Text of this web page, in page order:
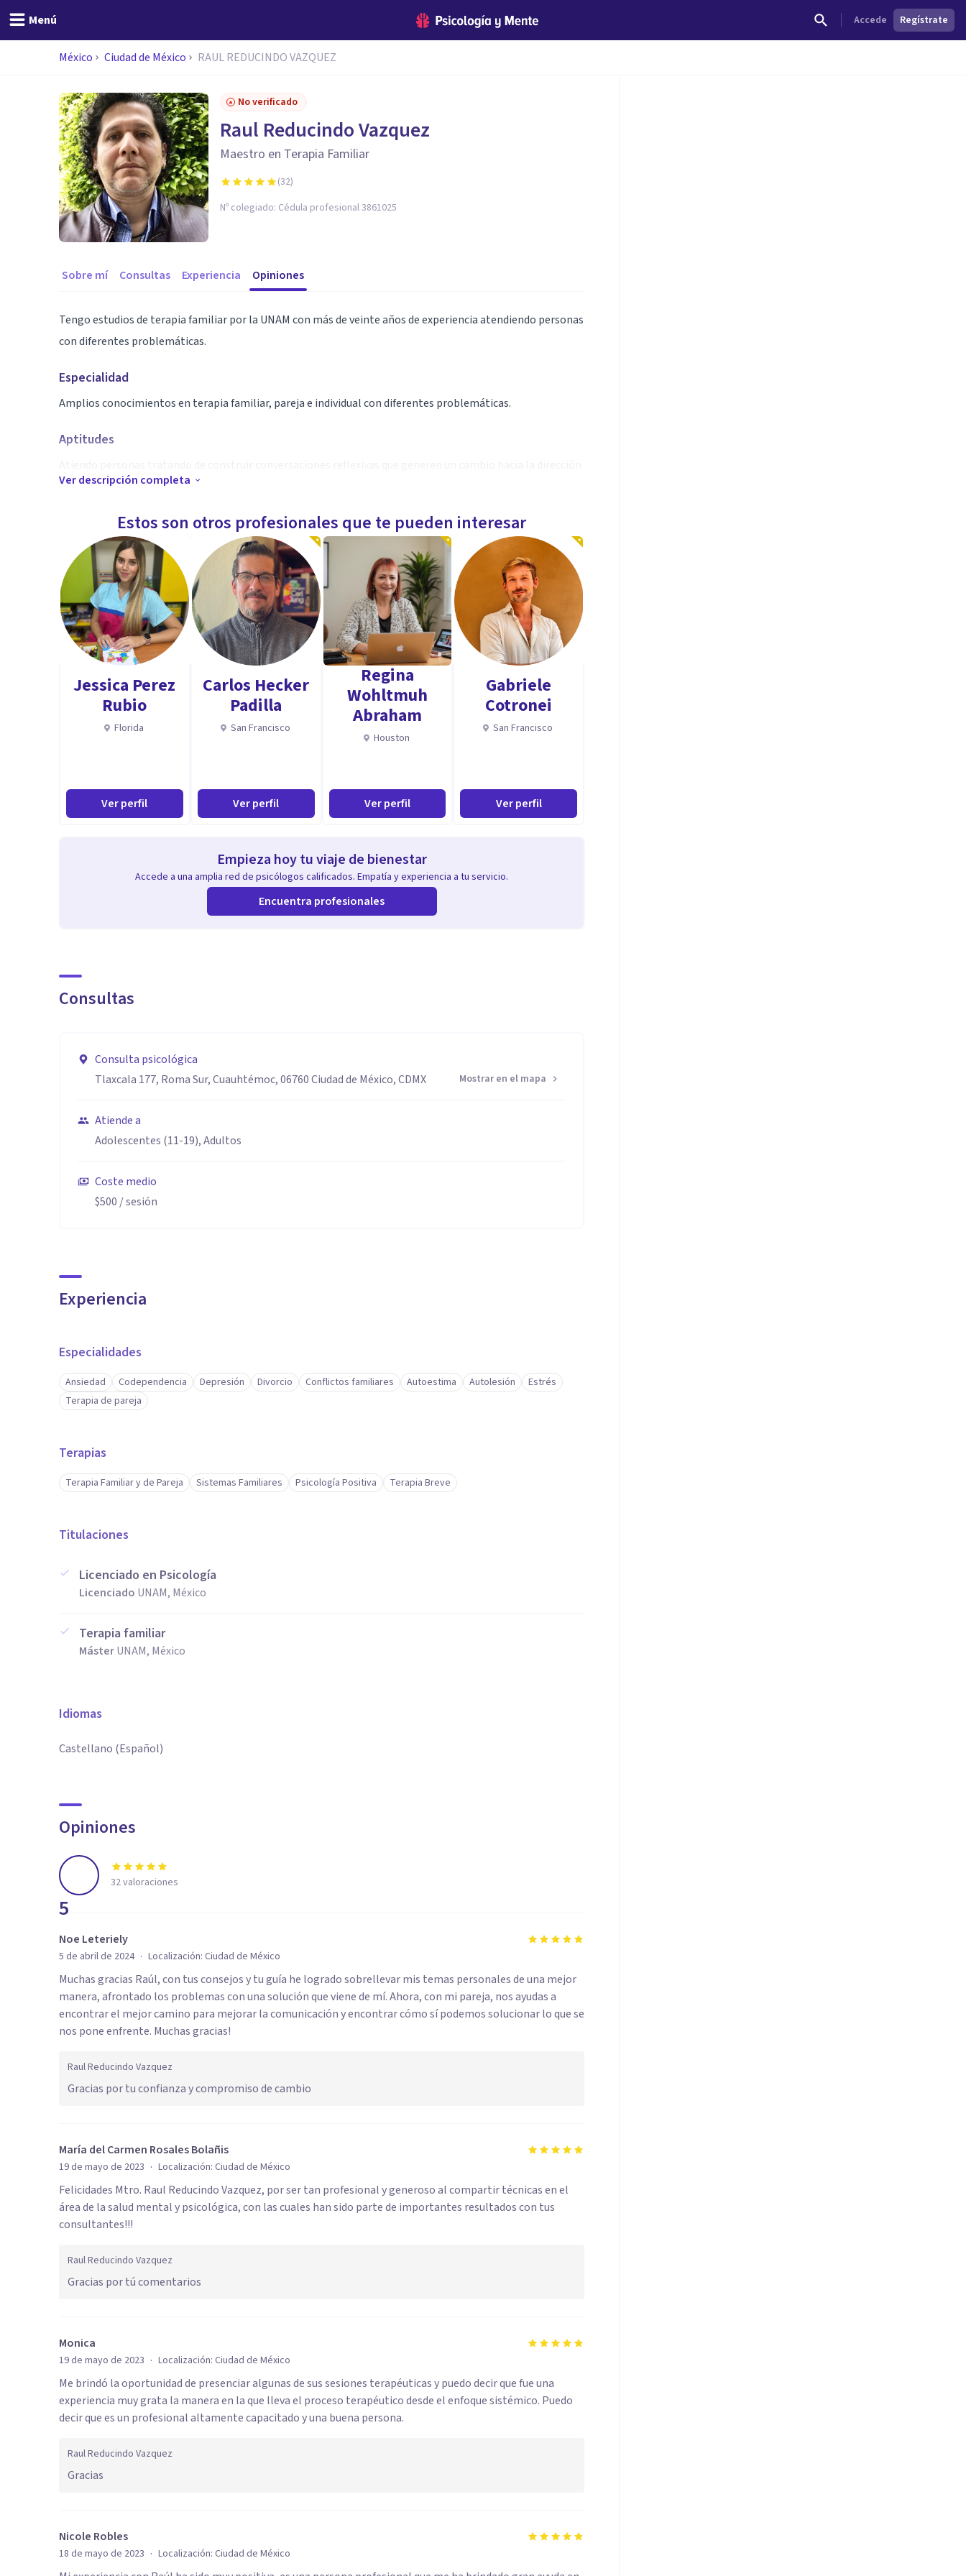
Menú Accede Regístrate
México Ciudad de México RAUL REDUCINDO VAZQUEZ
No verificado
Raul Reducindo Vazquez
Maestro en Terapia Familiar
(32)
Nº colegiado: Cédula profesional 3861025
Sobre mí Consultas Experiencia Opiniones
Tengo estudios de terapia familiar por la UNAM con más de veinte años de experiencia atendiendo personas
con diferentes problemáticas.
Especialidad
Amplios conocimientos en terapia familiar, pareja e individual con diferentes problemáticas.
Aptitudes
que los consultantes quieren.
Ver descripción completa
Estos son otros profesionales que te pueden interesar
Jessica Perez
Rubio
Florida
Ver perfil
Carlos Hecker
Padilla
San Francisco
Ver perfil
Regina
Wohltmuh
Abraham
Houston
Ver perfil
Gabriele
Cotronei
San Francisco
Ver perfil
Empieza hoy tu viaje de bienestar
Accede a una amplia red de psicólogos calificados. Empatía y experiencia a tu servicio.
Encuentra profesionales
Consultas
Consulta psicológica
Tlaxcala 177, Roma Sur, Cuauhtémoc, 06760 Ciudad de México, CDMX
Mostrar en el mapa
Atiende a
Adolescentes (11-19), Adultos
Coste medio
$500 / sesión
Experiencia
Especialidades
Ansiedad Codependencia Depresión Divorcio Conflictos familiares Autoestima Autolesión
Estrés
Terapia de pareja
Terapias
Terapia Familiar y de Pareja Sistemas Familiares Psicología Positiva Terapia Breve
Titulaciones
Licenciado en Psicología
Licenciado UNAM, México
Terapia familiar
MásterUNAM, México
Idiomas
Castellano (Español)
Opiniones
5
32valoraciones
Noe Leteriely
5 de abril de 2024 · Localización: Ciudad de México
Muchas gracias Raúl, con tus consejos y tu guía he logrado sobrellevar mis temas personales de una mejor
manera, afrontado los problemas con una solución que viene de mí. Ahora, con mi pareja, nos ayudas a
encontrar el mejor camino para mejorar la comunicación y encontrar cómo sí podemos solucionar lo que se
nos pone enfrente. Muchas gracias!
Raul Reducindo Vazquez
Gracias por tu confianza y compromiso de cambio
María del Carmen Rosales Bolañis
19 de mayo de 2023 · Localización: Ciudad de México
Felicidades Mtro. Raul Reducindo Vazquez, por ser tan profesional y generoso al compartir técnicas en el
área de la salud mental y psicológica, con las cuales han sido parte de importantes resultados con tus
consultantes!!!
Raul Reducindo Vazquez
Gracias por tú comentarios
Monica
19 de mayo de 2023 · Localización: Ciudad de México
Me brindó la oportunidad de presenciar algunas de sus sesiones terapéuticas y puedo decir que fue una
experiencia muy grata la manera en la que lleva el proceso terapéutico desde el enfoque sistémico. Puedo
decir que es un profesional altamente capacitado y una buena persona.
Raul Reducindo Vazquez
Gracias
Nicole Robles
18 de mayo de 2023 · Localización: Ciudad de México